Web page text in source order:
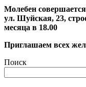
Молебен
ул. Шуйская, 23,
месяца в 18.00
Приглашаем всех
Поиск